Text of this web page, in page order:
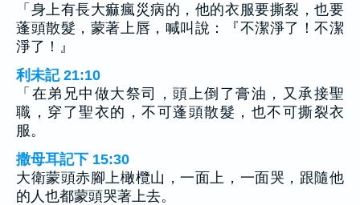
「身上有長大痲瘋災病的，他的衣服要撕裂，也要
蓬頭散髮，蒙著上唇，喊叫說：『不潔淨了！不潔
淨了！』
利未記 21:10
「在弟兄中做大祭司，頭上倒了膏油，又承接聖
職，穿了聖衣的，不可蓬頭散髮，也不可撕裂衣
服。
撒母耳記下 15:30
大衛蒙頭赤腳上橄欖山，一面上，一面哭，跟隨他
的人也都蒙頭哭著上去。